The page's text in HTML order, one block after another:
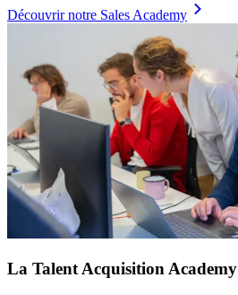
Découvrir notre Sales Academy
La Talent Acquisition Academy